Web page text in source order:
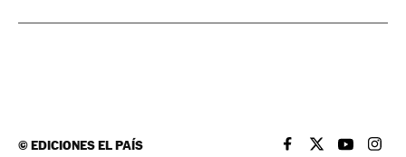
©EDICIONES EL PAÍS EL PAÍS BRASIL EN
EL PAÍSEL PAÍS
EL